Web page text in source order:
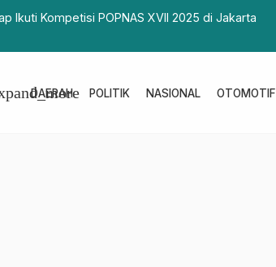
Dugaan Pencemaran Limbah Perusahaan
DAERAH POLITIK NASIONAL OTOMOTIF